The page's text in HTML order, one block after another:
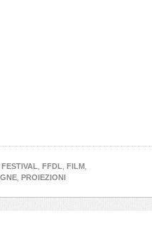
FESTIVAL FFDL FILM
PROIEZIONI